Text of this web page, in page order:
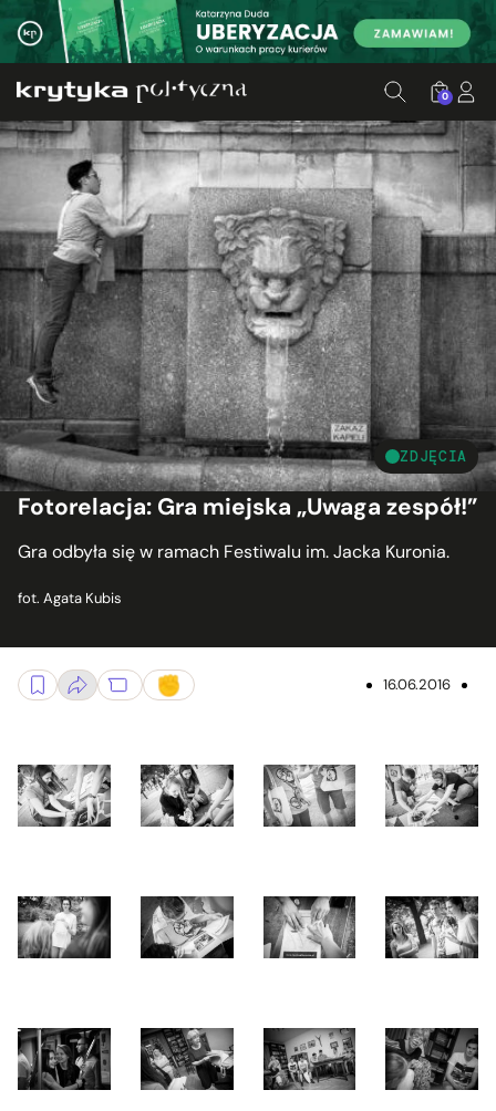
0
Fotorelacja: Gra miejska „Uwaga zespół!”
Gra odbyła się w ramach Festiwalu im. Jacka Kuronia.
fot. Agata Kubis
ZDJĘCIA
16.06.2016